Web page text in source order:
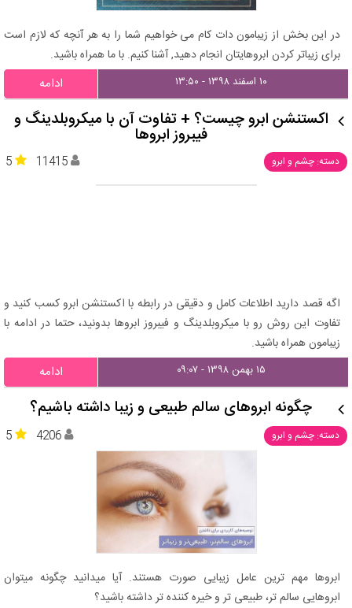
در این بخش از زیبامون دات کام می خواهیم شما را به هر آنچه که لازم است
برای زیباتر کردن ابروهایتان انجام دهید, آشنا کنیم. با ما همراه باشید.
۱۰ اسفند ۱۳۹۸ - ۱۳:۵۰ ادامه
اکستنشن ابرو چیست؟ + تفاوت آن با میکروبلدینگ و
فیبروز ابروها
دسته: چشم و ابرو 5 11415
اگه قصد دارید اطلاعات کامل و دقیقی در رابطه با اکستنشن ابرو کسب کنید و
تفاوت این روش رو با میکروبلدینگ و فیبروز ابروها بدونید، حتما در ادامه با
زیبامون همراه باشید.
۱۵ بهمن ۱۳۹۸ - ۰۹:۰۷ ادامه
چگونه ابروهای سالم طبیعی و زیبا داشته باشیم؟
دسته: چشم و ابرو 5 4206
ابروها مهم ترین عامل زیبایی صورت هستند. آیا میدانید چگونه میتوان
ابروهایی سالم تر، طبیعی تر و خیره کننده تر داشته باشید؟